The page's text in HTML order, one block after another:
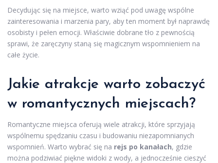
Decydując się na miejsce, warto wziąć pod uwagę wspólne
zainteresowania i marzenia pary, aby ten moment był naprawdę
osobisty i pełen emocji. Właściwie dobrane tło z pewnością
sprawi, że zaręczyny staną się magicznym wspomnieniem na
całe życie.
Jakie atrakcje warto zobaczyć
w romantycznych miejscach?
Romantyczne miejsca oferują wiele atrakcji, które sprzyjają
wspólnemu spędzaniu czasu i budowaniu niezapomnianych
wspomnień. Warto wybrać się na rejs po kanałach, gdzie
można podziwiać piękne widoki z wody, a jednocześnie cieszyć